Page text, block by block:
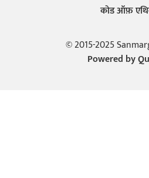
कोड ऑफ़
© 2015-2025
Powered by